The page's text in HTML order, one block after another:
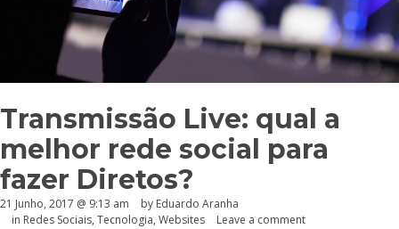
Transmissão Live: qual a
melhor rede social para
fazer Diretos?
21 Junho, 2017 @ 9:13 am by Eduardo Aranha
in Redes Sociais, Tecnologia, Websites Leave a comment